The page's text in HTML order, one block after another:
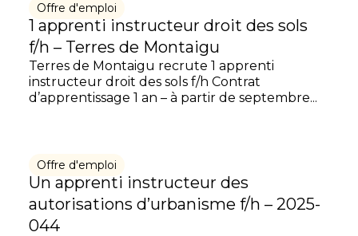
Offre d'emploi
1 apprenti instructeur droit des sols
f/h – Terres de Montaigu
Terres de Montaigu recrute 1 apprenti
instructeur droit des sols f/h Contrat
d’apprentissage 1 an – à partir de septembre...
Offre d'emploi
Un apprenti instructeur des
autorisations d’urbanisme f/h – 2025-
044